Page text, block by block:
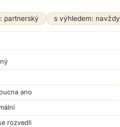
partnerský s výhledem: navždy
ano
rozvedli